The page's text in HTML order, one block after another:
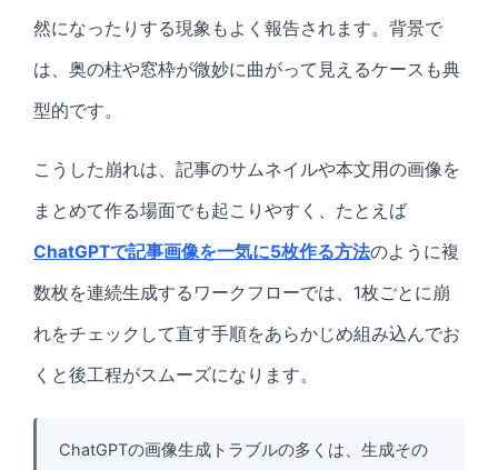
然になったりする現象もよく報告されます。背景で
は、奥の柱や窓枠が微妙に曲がって見えるケースも典
型的です。
こうした崩れは、記事のサムネイルや本文用の画像を
まとめて作る場面でも起こりやすく、たとえば
ChatGPTで記事画像を一気に5枚作る方法のように複
数枚を連続生成するワークフローでは、1枚ごとに崩
れをチェックして直す手順をあらかじめ組み込んでお
くと後工程がスムーズになります。
ChatGPTの画像生成トラブルの多くは、生成その